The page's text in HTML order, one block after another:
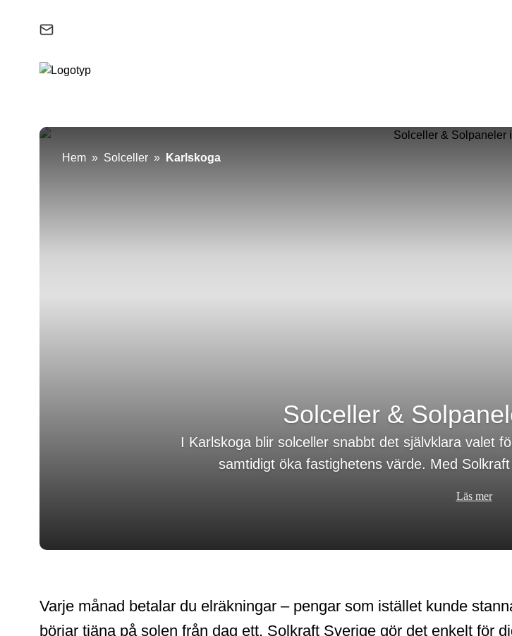
Hem » Solceller » Karlskoga
Solceller &
I Karlskoga blir solceller snabbt det självklara valet
samtidigt öka fastighetens värde. Med
Läs mer
Varje månad betalar du elräkningar – pengar som istället kunde
börjar tjäna på solen från dag ett. Solkraft Sverige gör det enkelt för